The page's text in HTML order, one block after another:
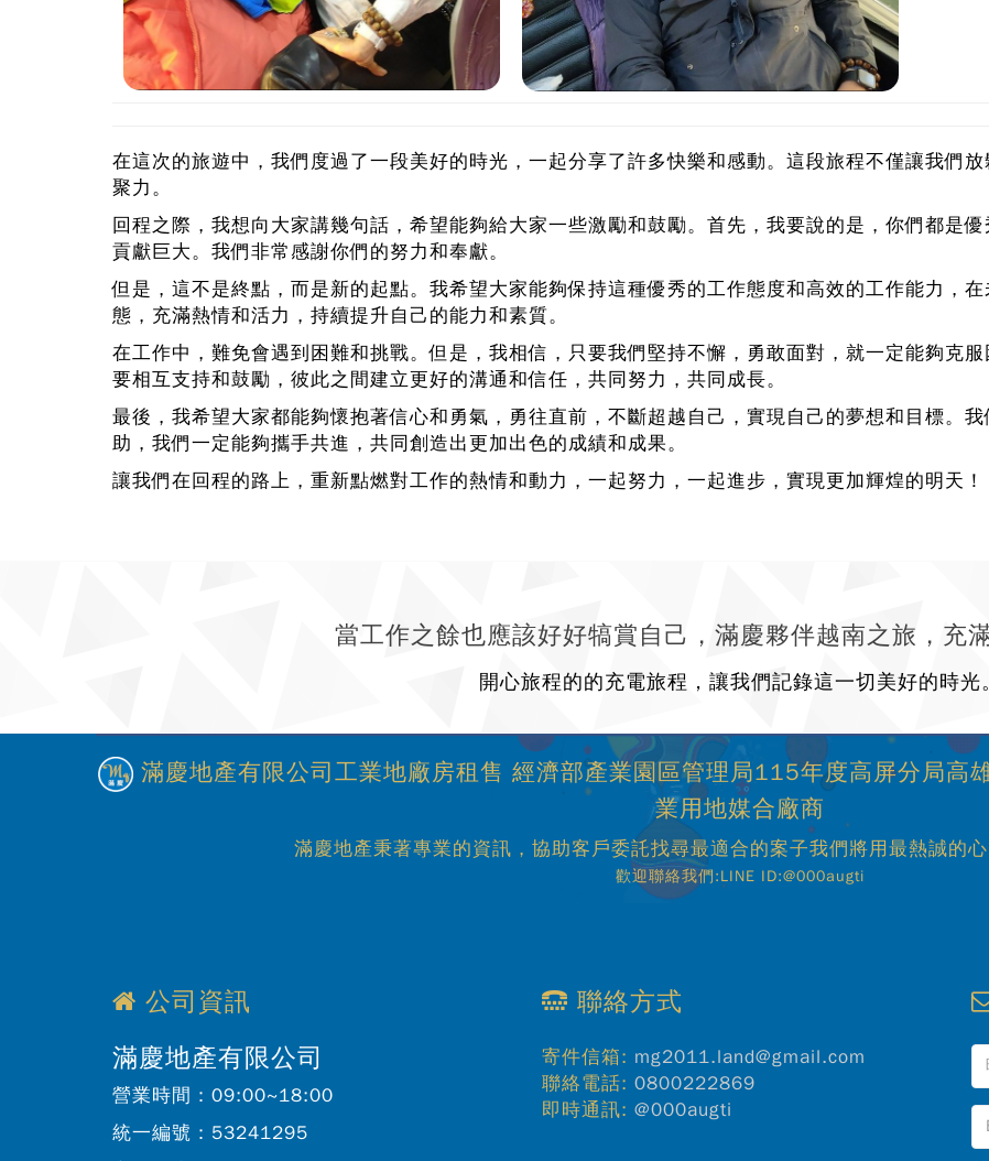
在這次的旅遊中，我們度過了一段美好的時光，一起分享了許多快樂和感動。這段旅程不僅讓我們
聚力。
回程之際，我想向大家講幾句話，希望能夠給大家一些激勵和鼓勵。首先，我要說的是，你們都是
貢獻巨大。我們非常感謝你們的努力和奉獻。
但是，這不是終點，而是新的起點。我希望大家能夠保持這種優秀的工作態度和高效的工作能力，
態，充滿熱情和活力，持續提升自己的能力和素質。
在工作中，難免會遇到困難和挑戰。但是，我相信，只要我們堅持不懈，勇敢面對，就一定能夠克
要相互支持和鼓勵，彼此之間建立更好的溝通和信任，共同努力，共同成長。
最後，我希望大家都能夠懷抱著信心和勇氣，勇往直前，不斷超越自己，實現自己的夢想和目標。
助，我們一定能夠攜手共進，共同創造出更加出色的成績和成果。
讓我們在回程的路上，重新點燃對工作的熱情和動力，一起努力，一起進步，實現更加輝煌的明天！
當工作之餘也應該好好犒賞自己，滿慶夥伴越南之旅，充
開心旅程的的充電旅程，讓我們記錄這一切美好的時光。
滿慶地產有限公司工業地廠房租售 經濟部產業園區管理局115年度高屏分局高
業用地媒合廠商
滿慶地產秉著專業的資訊，協助客戶委託找尋最適合的案子我們將用最熱誠的心
歡迎聯絡我們:LINE ID:@000augti
公司資訊
滿慶地產有限公司
營業時間： 09:00~18:00
統一編號： 53241295
聯絡方式
寄件信箱: mg2011.land@gmail.com
聯絡電話: 0800222869
即時通訊: @000augti